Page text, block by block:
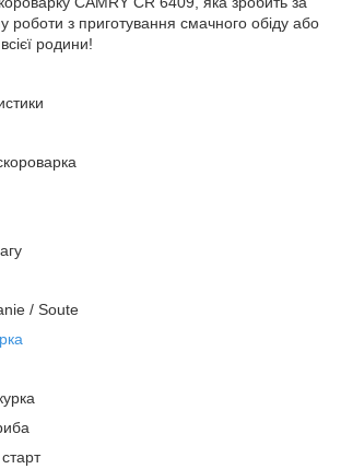
роботи з приготування смачного обіду або
родини!
/ Soute